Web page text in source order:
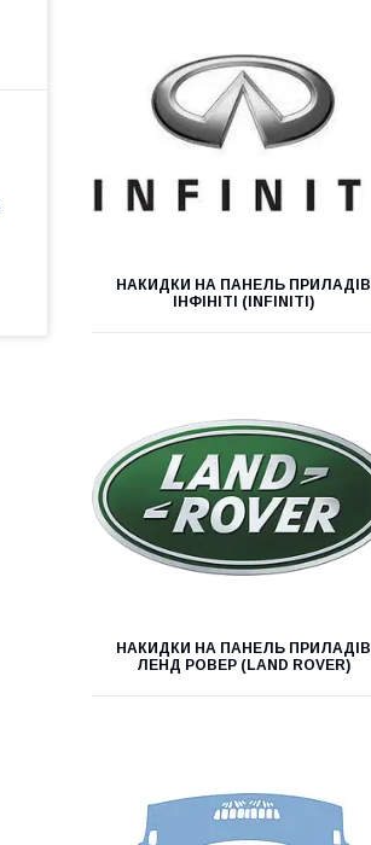
НАКИДКИ НА ПАНЕЛЬ ПРИЛАДІВ
ІНФІНІТІ (INFINITI)
НАКИДКИ НА ПАНЕЛЬ ПРИЛАДІВ
ЛЕНД РОВЕР (LAND ROVER)